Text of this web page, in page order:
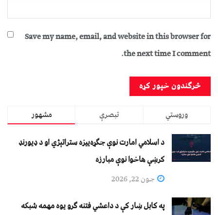
Save my name, email, and website in this browser for
the next time I comment.
مشهور تبصرې
وروستي
د اسلامي امارت نوې جګړه‌ییزه ستراتېژي او د ډیورنډ
کرښې هاخوا نوې مبارزه
جون 22, 2026
په کابل ښار کې د داعشي فتنه ګرو يوه مهمه شبکه